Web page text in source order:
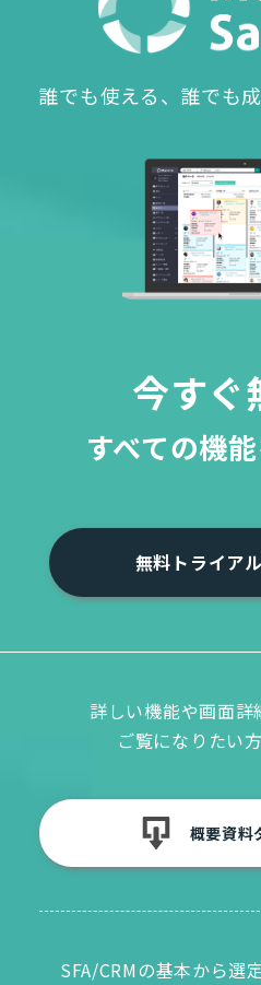
誰でも使える、誰でも
今すぐ
すべての機
無料トライア
詳しい機能や画面詳
ご覧になりたい
概要資料
SFA/CRMの基本から選